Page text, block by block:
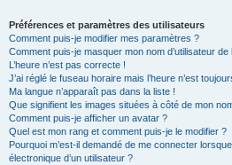
Préférences et paramètres des utilisateurs
Comment puis-je modifier mes paramètres ?
Comment puis-je masquer mon nom d’utilisateur
L’heure n’est pas correcte !
J’ai réglé le fuseau horaire mais l’heure n’est
Ma langue n’apparaît pas dans la liste !
Que signifient les images situées à côté de mon
Comment puis-je afficher un avatar ?
Quel est mon rang et comment puis-je le modifier ?
Pourquoi m’est-il demandé de me connecter
électronique d’un utilisateur ?